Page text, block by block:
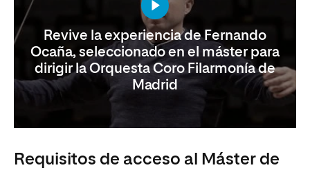
Revive la experiencia de Fernando
Ocaña, seleccionado en el máster para
dirigir la Orquesta Coro Filarmonía de
Madrid
Requisitos de acceso al Máster de